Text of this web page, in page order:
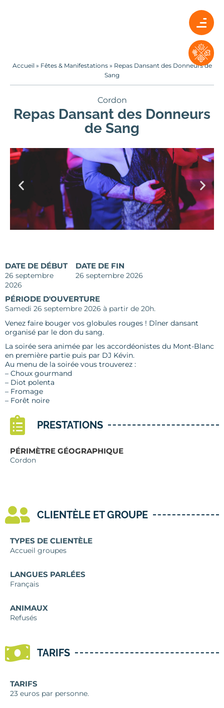
Accueil » Fêtes & Manifestations» Repas Dansant des Donneurs de
Sang
Cordon
Repas Dansant des Donneurs
de Sang
DATE DE DÉBUT
26 septembre
2026
DATE DE FIN
26 septembre 2026
PÉRIODE D'OUVERTURE
Samedi 26 septembre 2026 à partir de 20h.
Venez faire bouger vos globules rouges ! Dîner dansant
organisé par le don du sang.
La soirée sera animée par les accordéonistes du Mont-Blanc
en première partie puis par DJ Kévin.
Au menu de la soirée vous trouverez :
– Choux gourmand
– Diot polenta
– Fromage
– Forêt noire
PRESTATIONS
PÉRIMÈTRE GÉOGRAPHIQUE
Cordon
CLIENTÈLE ET GROUPE
TYPES DE CLIENTÈLE
Accueil groupes
LANGUES PARLÉES
Français
ANIMAUX
Refusés
TARIFS
TARIFS
23 euros par personne.